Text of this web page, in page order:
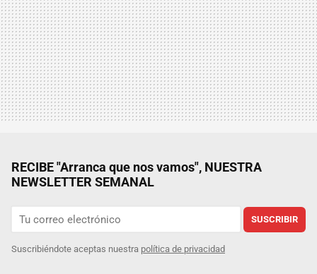
RECIBE "Arranca que nos vamos", NUESTRA
NEWSLETTER SEMANAL
SUSCRIBIR
Suscribiéndote aceptas nuestra política de privacidad